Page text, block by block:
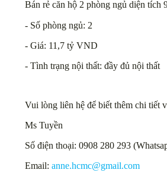
Bán rẻ căn hộ 2 phòng ngủ diện tích
- Số phòng ngủ: 2
- Giá: 11,7 tỷ VND
- Tình trạng nội thất: đầy đủ nội thất
Vui lòng liên hệ để biết thêm chi tiết
Ms Tuyền
Số điện thoại: 0908 280 293
Email: anne.hcmc@gmail.com